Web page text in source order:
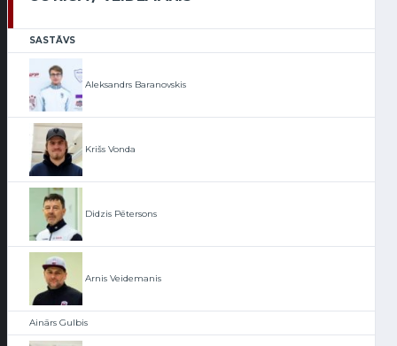
SASTĀVS
Aleksandrs Baranovskis
Krišs Vonda
Didzis Pētersons
Arnis Veidemanis
Ainārs Gulbis